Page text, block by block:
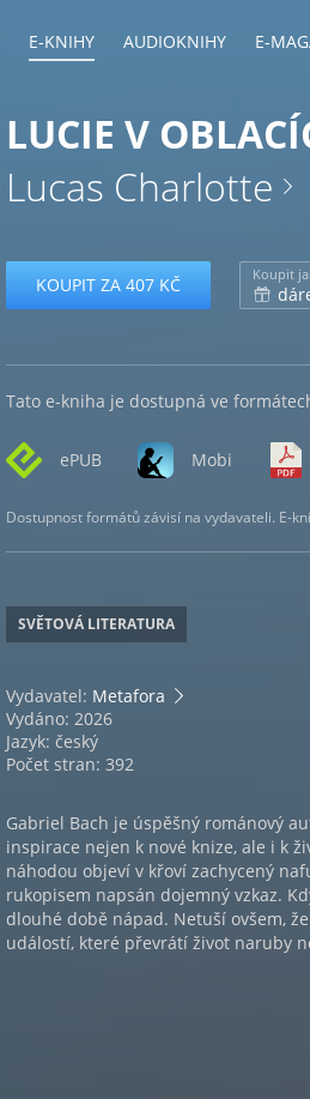
E-KNIHY AUDIOKNIHY E-
LUCIE V
Lucas Charlotte
KOUPIT ZA 407 KČ Koupit
Tato e-kniha je dostupná ve
ePUB Mobi
Dostupnost formátů závisí na vydavateli. E-
SVĚTOVÁ LITERATURA
Vydavatel: Metafora
Vydáno: 2026
Jazyk: český
Počet stran: 392
Gabriel Bach je úspěšný románový
inspirace nejen k nové knize, ale i k
náhodou objeví v křoví zachycený
rukopisem napsán dojemný vzkaz.
dlouhé době nápad. Netuší ovšem,
událostí, které převrátí život naruby
Laskavý román pro každého, kdo v